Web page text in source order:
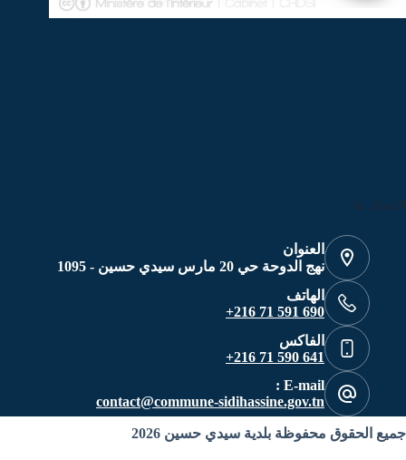
العنوان
نهج الدوحة حي 20 مارس سيدي حسين - 1095
الهاتف
690 591 71 216+
الفاكس
641 590 71 216+
E-mail :
contact@commune-sidihassine.gov.tn
جميع الحقوق محفوظة بلدية سيدي حسين 2026